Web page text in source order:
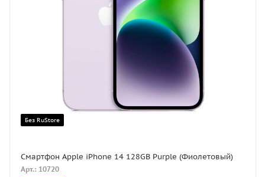
Без RuStore
Смартфон Apple iPhone 14 128GB Purple (Фиолетовый)
Арт.: 10720